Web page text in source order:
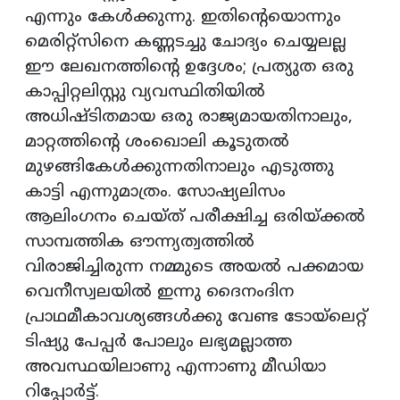
എന്നും കേള്‍ക്കുന്നു. ഇതിന്റെയൊന്നും
മെരിറ്റ്‌സിനെ കണ്ണടച്ചു ചോദ്യം ചെയ്യലല്ല
ഈ ലേഖനത്തിന്റെ ഉദ്ദേശം; പ്രത്യുത ഒരു
കാപ്പിറ്റലിസ്റ്റു വ്യവസ്ഥിതിയില്‍
അധിഷ്ടിതമായ ഒരു രാജ്യമായതിനാലും,
മാറ്റത്തിന്റെ ശംഖൊലി കൂടുതല്‍
മുഴങ്ങികേള്‍ക്കുന്നതിനാലും എടുത്തു
കാട്ടി എന്നുമാത്രം. സോഷ്യലിസം
ആലിംഗനം ചെയ്ത് പരീക്ഷിച്ച ഒരിയ്ക്കല്‍
സാമ്പത്തിക ഔന്ന്യത്വത്തില്‍
വിരാജിച്ചിരുന്ന നമ്മുടെ അയല്‍ പക്കമായ
വെനീസ്വലയില്‍ ഇന്നു ദൈനംദിന
പ്രാഥമീകാവശ്യങ്ങള്‍ക്കു വേണ്ട ടോയ്‌ലെറ്റ്
ടിഷ്യു പേപ്പര്‍ പോലും ലഭ്യമല്ലാത്ത
അവസ്ഥയിലാണു എന്നാണു മീഡിയാ
റിപ്പോര്‍ട്ട്.